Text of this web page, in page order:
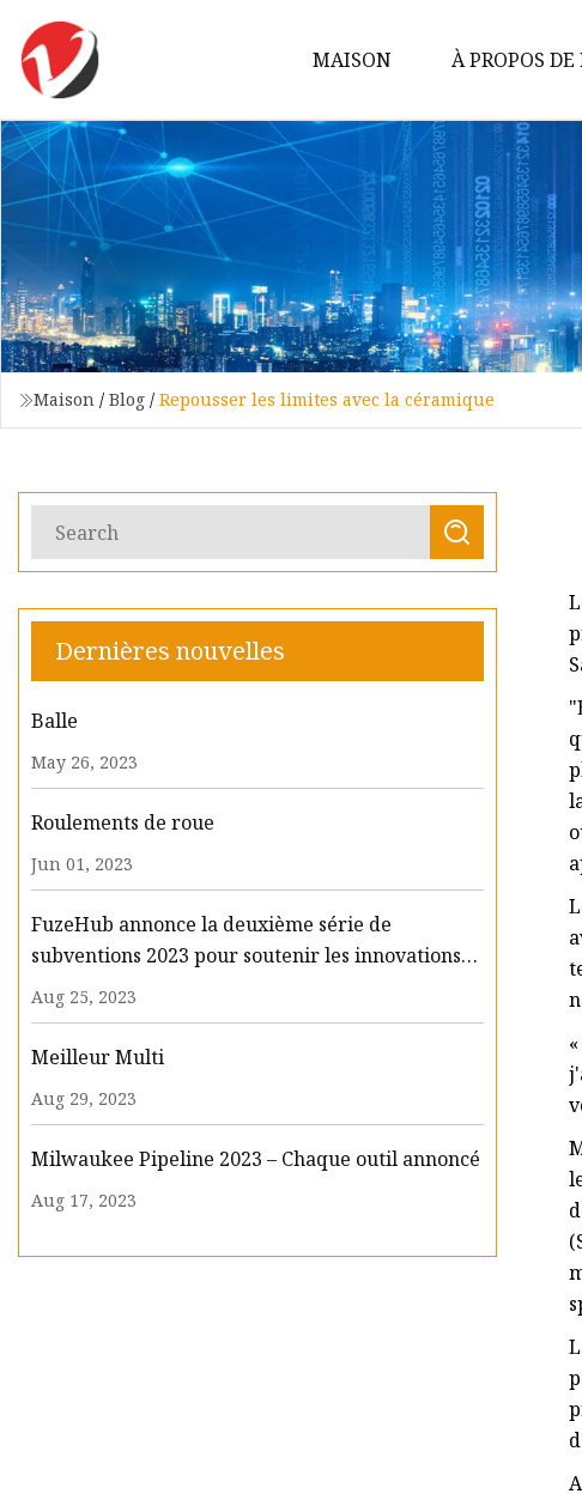
MAISON À PROPOS DE
Maison / Blog / Repousser les limites avec la céramique
Dernières nouvelles
Balle
May 26, 2023
Roulements de roue
Jun 01, 2023
FuzeHub annonce la deuxième série de
subventions 2023 pour soutenir les innovations
dans le secteur manufacturier dans tout l'État de
New York
Aug 25, 2023
Meilleur Multi
Aug 29, 2023
Milwaukee Pipeline 2023 – Chaque outil annoncé
Aug 17, 2023